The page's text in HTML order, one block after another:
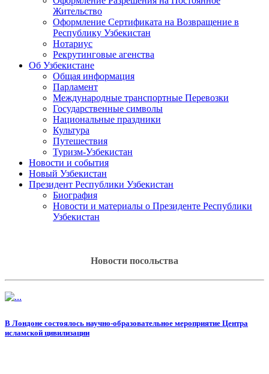
Жительство
Оформление Сертификата на Возвращение в
Республику Узбекистан
Нотариус
Рекрутинговые агенства
Об Узбекистане
Общая информация
Парламент
Международные транспортные Перевозки
Государственные символы
Национальные праздники
Культура
Путешествия
Туризм-Узбекистан
Новости и события
Новый Узбекистан
Президент Республики Узбекистан
Биография
Новости и материалы о Президенте Республики
Узбекистан
Новости посольства
В Лондоне состоялось научно-образовательное мероприятие Центра
исламской цивилизации